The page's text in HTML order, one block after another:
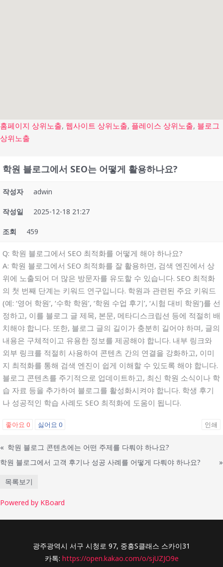
홈페이지 상위노출, 웹사이트 상위노출, 플레이스 상위노출, 블로그
상위노출
학원 블로그에서 SEO는 어떻게 활용하나요?
작성자 adwin
작성일 2025-12-18 21:27
조회 459
Q: 학원 블로그에서 SEO 최적화를 어떻게 해야 하나요?
A: 학원 블로그에서 SEO 최적화를 잘 활용하면, 검색 엔진에서 상
위에 노출되어 더 많은 방문자를 유도할 수 있습니다. SEO 최적화
의 첫 번째 단계는 키워드 연구입니다. 학원과 관련된 주요 키워드
(예: ‘영어 학원’, ‘수학 학원’, ‘학원 수업 후기’, ‘시험 대비 학원’)를 선
정하고, 이를 블로그 글 제목, 본문, 메타디스크립션 등에 적절히 배
치해야 합니다. 또한, 블로그 글의 길이가 충분히 길어야 하며, 글의
내용은 구체적이고 유용한 정보를 제공해야 합니다. 내부 링크와
외부 링크를 적절히 사용하여 콘텐츠 간의 연결을 강화하고, 이미
지 최적화를 통해 검색 엔진이 쉽게 이해할 수 있도록 해야 합니다.
블로그 콘텐츠를 주기적으로 업데이트하고, 최신 학원 소식이나 학
습 자료 등을 추가하여 블로그를 활성화시켜야 합니다. 학생 후기
나 성공적인 학습 사례도 SEO 최적화에 도움이 됩니다.
좋아요 0 싫어요 0 인쇄
« 학원 블로그 콘텐츠에는 어떤 주제를 다뤄야 하나요?
학원 블로그에서 고객 후기나 성공 사례를 어떻게 다뤄야 하나요?
»
목록보기
Powered by KBoard
광주광역시 서구 시청로 97, 중흥S클래스 스카이31
카톡: https://open.kakao.com/o/sjUZJO9e